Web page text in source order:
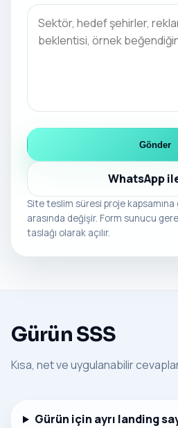
Gönder
WhatsApp
Site teslim süresi proje
arasında değişir. Form sunucu
taslağı olarak açılır.
Gürün SSS
Kısa, net ve uygulanabilir
Gürün için ayrı landing